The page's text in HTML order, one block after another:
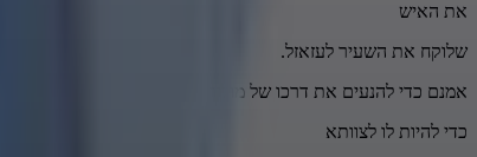
את האיש
שלוקח את השעיר לעזאזל.
אמנם כדי להנעים את דרכו של מוליך השעיר מחוץ לחומות ירושלים,
כדי להיות לו לצוותא